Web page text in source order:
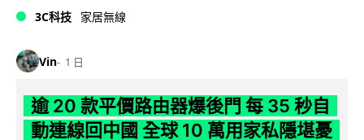
3C科技 家居無線
Vin 1 日
逾 20 款平價路由器爆後門 每 35 秒自
動連線回中國 全球 10 萬用家私隱堪憂